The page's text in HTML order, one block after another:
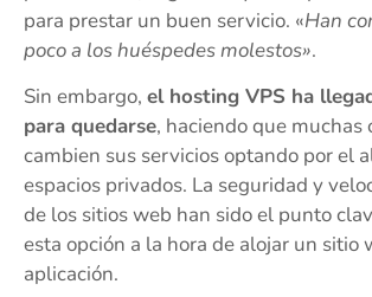
para prestar un buen servicio. «Han
poco a los huéspedes molestos».
Sin embargo, el hosting VPS ha
para quedarse, haciendo que muchas
cambien sus servicios optando por el
espacios privados. La seguridad y
de los sitios web han sido el punto
esta opción a la hora de alojar un sitio
aplicación.